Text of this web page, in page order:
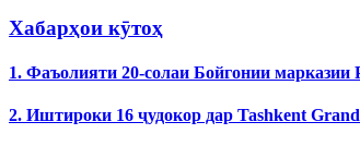
Хабарҳои кӯтоҳ
1. Фаъолияти 20-солаи Бойгонии
2. Иштироки 16 ҷудокор дар Tashkent